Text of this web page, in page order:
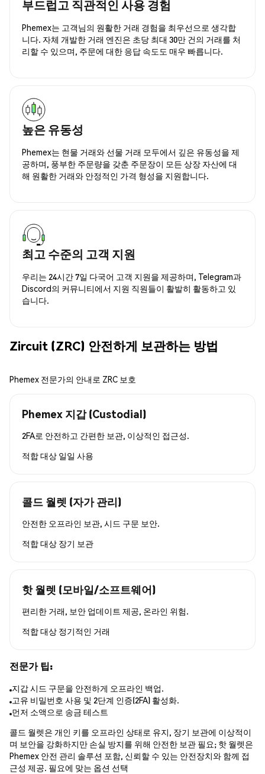
부드럽고 직관적인 사용 경험
Phemex는 고객님의 원활한 거래 경험을 최우선으로 생각합
니다. 자체 개발한 거래 엔진은 초당 최대 30만 건의 거래를 처
리할 수 있으며, 주문에 대한 응답 속도도 매우 빠릅니다.
높은 유동성
Phemex는 현물 거래와 선물 거래 모두에서 깊은 유동성을 제
공하며, 풍부한 주문량을 갖춘 주문장이 모든 상장 자산에 대
해 원활한 거래와 안정적인 가격 형성을 지원합니다.
최고 수준의 고객 지원
우리는 24시간 7일 다국어 고객 지원을 제공하며, Telegram과
Discord의 커뮤니티에서 지원 직원들이 활발히 활동하고 있
습니다.
Zircuit (ZRC) 안전하게 보관하는 방법
Phemex 전문가의 안내로 ZRC 보호
Phemex 지갑 (Custodial)
2FA로 안전하고 간편한 보관, 이상적인 접근성.
적합 대상 일일 사용
콜드 월렛 (자가 관리)
안전한 오프라인 보관, 시드 구문 보안.
적합 대상 장기 보관
핫 월렛 (모바일/소프트웨어)
편리한 거래, 보안 업데이트 제공, 온라인 위험.
적합 대상 정기적인 거래
전문가 팁:
지갑 시드 구문을 안전하게 오프라인 백업.
고유 비밀번호 사용 및 2단계 인증(2FA) 활성화.
먼저 소액으로 송금 테스트
콜드 월렛은 개인 키를 오프라인 상태로 유지, 장기 보관에 이상적이
며 보안을 강화하지만 손실 방지를 위해 안전한 보관 필요; 핫 월렛은
Phemex 안전 관리 솔루션 포함, 신뢰할 수 있는 안전장치와 함께 접
근성 제공. 필요에 맞는 옵션 선택